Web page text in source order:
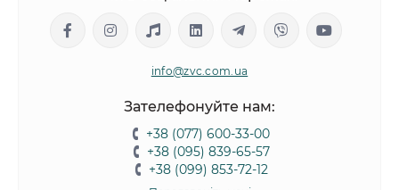
кількість поживних елементів, які потрібні під час
– характеризується збалансованим
для дорослих кішок з особливими потребами (для
вагітних, лікувальний, для довгошерстих, для тих, хто
живе в будинку тощо);
– з віком обмінні процеси в організмі
info@zvc.com.ua
Зателефонуйте нам:
+38 (077) 600-33-00
+38 (095) 839-65-57
+38 (099) 853-72-12